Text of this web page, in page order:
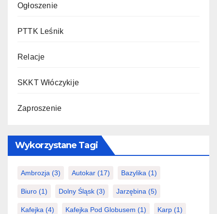
Ogłoszenie
PTTK Leśnik
Relacje
SKKT Włóczykije
Zaproszenie
Wykorzystane Tagi
Ambrozja (3) Autokar (17) Bazylika (1)
Biuro (1) Dolny Śląsk (3) Jarzębina (5)
Kafejka (4) Kafejka Pod Globusem (1) Karp (1)